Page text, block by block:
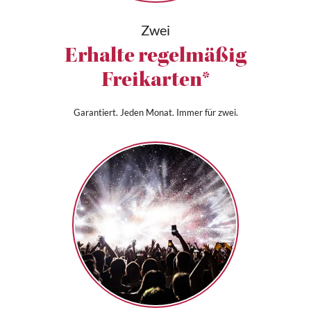
Zwei
Erhalte regelmäßig
Freikarten*
Garantiert. Jeden Monat. Immer für zwei.